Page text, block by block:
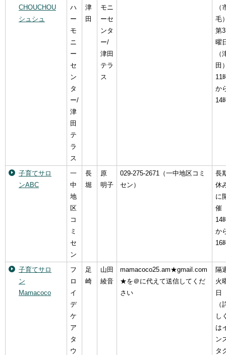
CHOUCHOU
シュシュ
ハ
ー
モ
ニ
ー
セ
ン
タ
ー/
津
田
テ
ラ
ス
津
田
モニ
ーセ
ンタ
ー/
津田
テラ
ス
（
毛
第
曜
（
田
11
か
14
子育てサロ
ンABC
一
中
地
区
コ
ミ
セ
ン
長
堀
原
明子
029-275-2671（一中地区コミ
セン）
長
休
に
催
14
か
16
子育てサロ
ン
Mamacoco
フ
ロ
イ
デ
ケ
ア
タ
ウ
足
崎
山田
綾音
mamacoco25.am★gmail.com
★を＠に代えて送信してくだ
さい
隔
火
日
（
し
は
ン
タ